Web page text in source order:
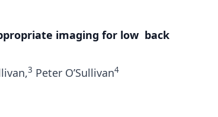
imaging for low back
3 Peter O’Sullivan4